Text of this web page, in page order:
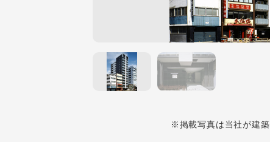
※掲載写真は当社が建